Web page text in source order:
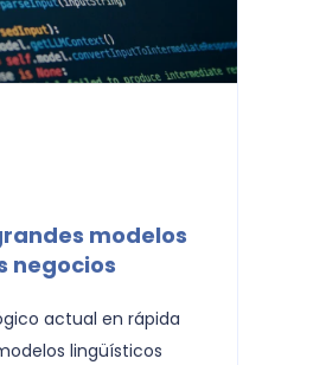
modelos
negocios
actual en rápida
lingüísticos